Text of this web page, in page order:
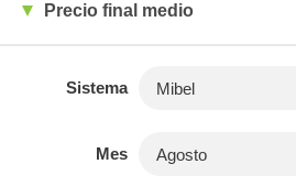
Precio final medio
Sistema
Mes